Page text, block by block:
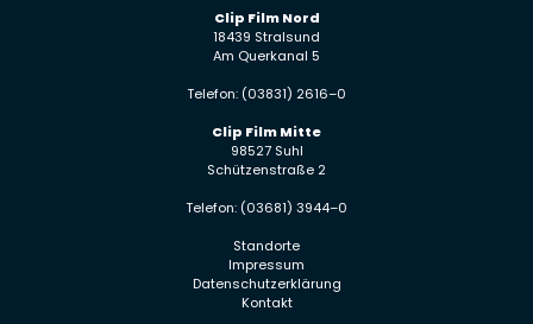
Clip Film Nord
18439 Stralsund
Am Querkanal 5
Telefon: (03831) 2616–0
Clip Film Mitte
98527 Suhl
Schützenstraße 2
Telefon: (03681) 3944–0
Standorte
Impressum
Datenschutzerklärung
Kontakt